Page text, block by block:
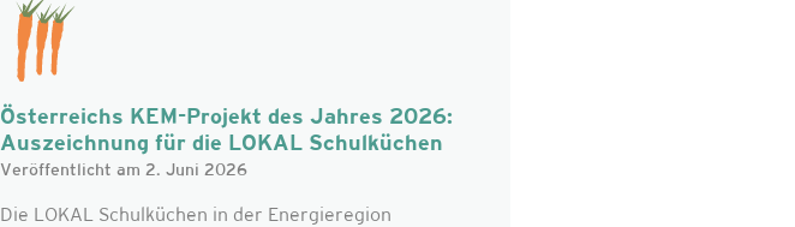
Österreichs KEM-Projekt des Jahres 2026:
Auszeichnung für die LOKAL Schulküchen
Veröffentlicht am 2. Juni 2026
Die LOKAL Schulküchen in der Energieregion